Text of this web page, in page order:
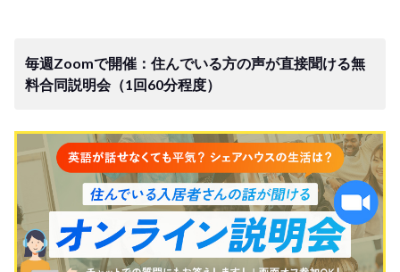
毎週Zoomで開催：住んでいる方の声が直接聞ける無
料合同説明会（1回60分程度）